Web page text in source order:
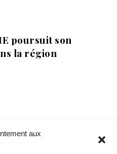
aux
poursuit son
la région
d’édition,